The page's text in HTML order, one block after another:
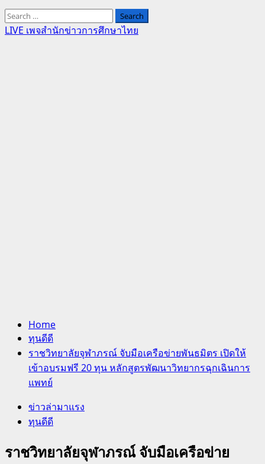
Search
for:
LIVE เพจสำนักข่าวการศึกษาไทย
Home
ทุนดีดี
ราชวิทยาลัยจุฬาภรณ์ จับมือเครือข่ายพันธมิตร เปิดให้
เข้าอบรมฟรี 20 ทุน หลักสูตรพัฒนาวิทยากรฉุกเฉินการ
แพทย์
ข่าวล่ามาแรง
ทุนดีดี
ราชวิทยาลัยจุฬาภรณ์ จับมือเครือข่าย